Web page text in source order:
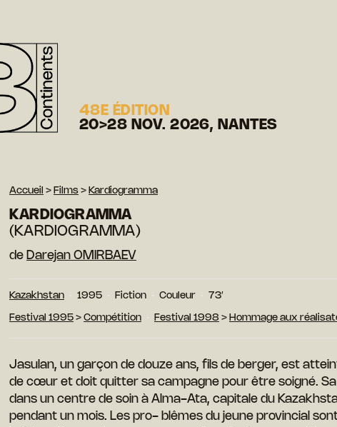
48E ÉDITION
20>28 NOV. 2026, NANTES
Accueil > Films > Kardiogramma
KARDIOGRAMMA
(KARDIOGRAMMA)
de Darejan OMIRBAEV
Kazakhstan 1995 Fiction Couleur 73′
Festival 1995 > Compétition Festival 1998 > Hommage aux
Jasulan, un garçon de douze ans, fils de berger, est
de cœur et doit quitter sa campagne pour être soigné. Sa
dans un centre de soin à Alma-Ata, capitale du
pendant un mois. Les pro- blêmes du jeune provincial